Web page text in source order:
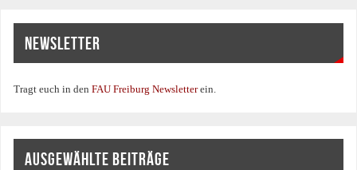
NEWSLETTER
Tragt euch in denFAU Freiburg Newsletterein.
AUSGEWÄHLTE BEITRÄGE